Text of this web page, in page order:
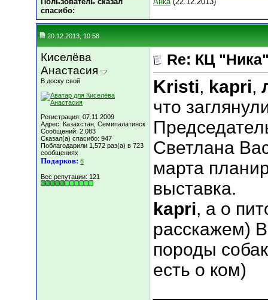
cпасибо:
20.12.2013, 10:58
Киселёва
Анастасия
В доску свой
Регистрация: 07.11.2009
Адрес: Казахстан, Семипалатинск
Сообщений: 2,083
Сказал(а) спасибо: 947
Поблагодарили 1,572 раз(а) в 723
сообщениях
Подарков: 6
Вес репутации: 121
Re: КЦ
Kristi, kapri,
что
Светлана
марта
выставка.
kapri, а о
расскажем)
породы
есть о ком)